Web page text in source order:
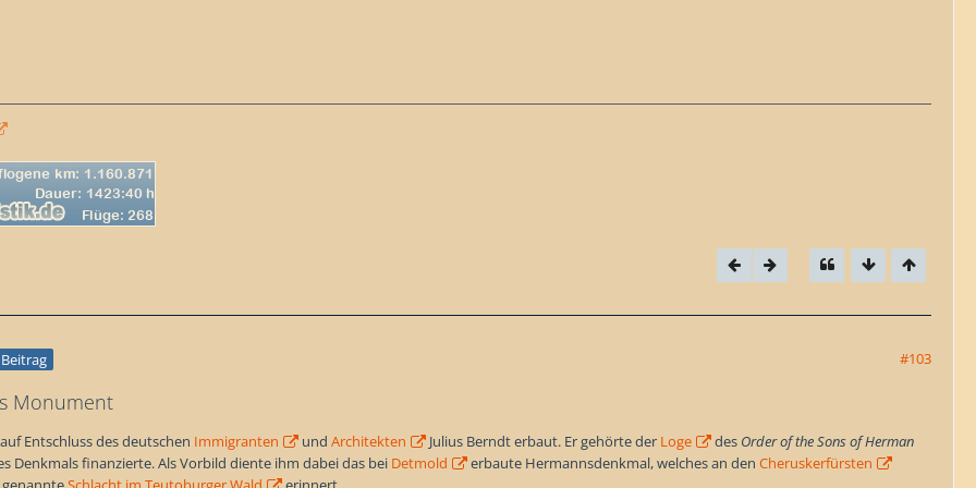
#103
Monument
Entschluss des deutschen Immigranten und Architekten Julius Berndt erbaut. Er gehörte der Loge des Order of the Sons of Herman
Denkmals finanzierte. Als Vorbild diente ihm dabei das bei Detmold erbaute Hermannsdenkmal, welches an den Cheruskerfürsten